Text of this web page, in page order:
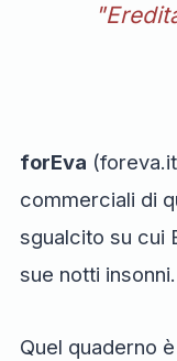
forEva
commerciali di
sgualcito su cui
sue notti insonni.
Quel quaderno